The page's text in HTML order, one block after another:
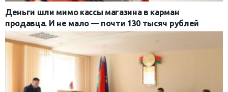
Деньги шли мимо кассы магазина в карман
продавца. И не мало — почти 130 тысяч рублей